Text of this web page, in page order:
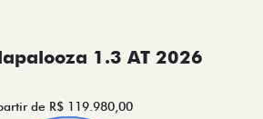
1.3 AT 2026
de R$ 119.980,00